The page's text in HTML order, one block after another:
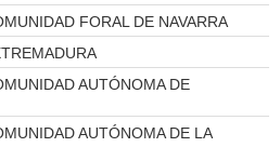
FORAL DE NAVARRA
AUTÓNOMA DE
AUTÓNOMA DE LA